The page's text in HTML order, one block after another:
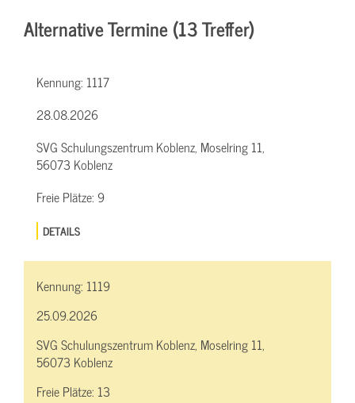
Alternative Termine (13 Treffer)
Kennung: 1117
28.08.2026
SVG Schulungszentrum Koblenz, Moselring 11,
56073 Koblenz
Freie Plätze: 9
DETAILS
Kennung: 1119
25.09.2026
SVG Schulungszentrum Koblenz, Moselring 11,
56073 Koblenz
Freie Plätze: 13